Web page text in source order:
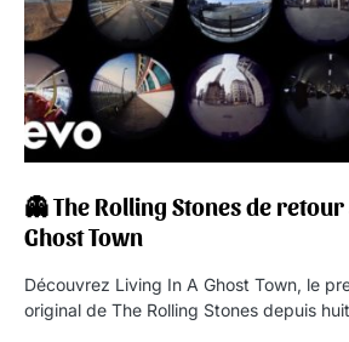
👻 The Rolling Stones de
Ghost Town
Découvrez Living In A Ghost Town, le
original de The Rolling Stones depuis